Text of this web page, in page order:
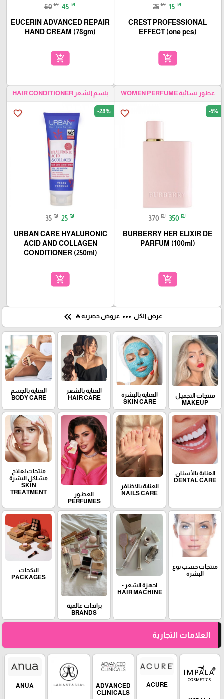
25 ₪ 15 ₪
CREST PROFESSIONAL
EFFECT (one pcs)
add_shopping_cart
60 ₪ 45 ₪
EUCERIN ADVANCED REPAIR
HAND CREAM (78gm)
add_shopping_cart
عطور نسائية WOMEN PERFUME
favorite_border -5%
370 ₪ 350 ₪
BURBERRY HER ELIXIR DE
PARFUM (100ml)
add_shopping_cart
بلسم الشعر HAIR CONDITIONER
favorite_border -28%
35 ₪ 25 ₪
URBAN CARE HYALURONIC
ACID AND COLLAGEN
CONDITIONER (250ml)
add_shopping_cart
عرض الكل more_horiz عروض حصرية🔥 keyboard_double_arrow_left
منتجات التجميـل
MAKEUP
العناية بالبشرة
SKIN CARE
العناية بالشعر
HAIR CARE
العناية بالجسم
BODY CARE
العناية بالأسنان
DENTAL CARE
العناية بالاظافر
NAILS CARE
العطـور
PERFUMES
منتجات لعلاج
مشاكل البشرة
SKIN
TREATMENT
منتجات حسب نوع
البشرة
اجهزة الشعر -
HAIR MACHINE
براندات عالمية
BRANDS
البكجات
PACKAGES
العلامات التجارية
ACURE
ADVANCED
CLINICALS
ANUA